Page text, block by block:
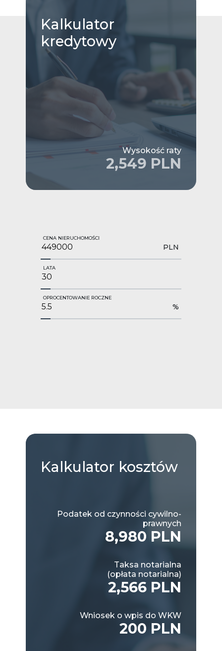
Kalkulator
kredytowy
Wysokość raty
2,549 PLN
CENA NIERUCHOMOŚCI
PLN
LATA
OPROCENTOWANIE ROCZNE
%
Kalkulator kosztów
Podatek od czynności cywilno-
prawnych
8,980 PLN
Taksa notarialna
(opłata notarialna)
2,566 PLN
Wniosek o wpis do WKW
200 PLN